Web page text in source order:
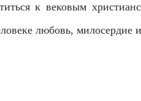
к вековым
любовь, милосердие